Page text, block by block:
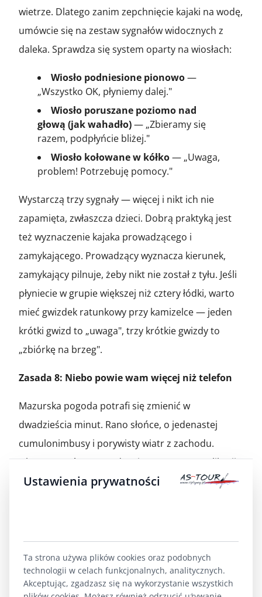
wietrze. Dlatego zanim zepchnięcie kajaki na wodę,
umówcie się na zestaw sygnałów widocznych z
daleka. Sprawdza się system oparty na wiosłach:
Wiosło podniesione pionowo—
„Wszystko OK, płyniemy dalej."
Wiosło poruszane poziomo nad
głową (jak wahadło)— „Zbieramy się
razem, podpłyńcie bliżej."
Wiosło kołowane w kółko— „Uwaga,
problem! Potrzebuję pomocy."
Wystarczą trzy sygnały — więcej i nikt ich nie
zapamięta, zwłaszcza dzieci. Dobrą praktyką jest
też wyznaczenie kajaka prowadzącego i
zamykającego. Prowadzący wyznacza kierunek,
zamykający pilnuje, żeby nikt nie został z tyłu. Jeśli
płyniecie w grupie większej niż cztery łódki, warto
mieć gwizdek ratunkowy przy kamizelce — jeden
krótki gwizd to „uwaga", trzy krótkie gwizdy to
„zbiórkę na brzeg".
Zasada 8: Niebo powie wam więcej niż telefon
Mazurska pogoda potrafi się zmienić w
dwadzieścia minut. Rano słońce, o jedenastej
cumulonimbusy i porywisty wiatr z zachodu.
Dlatego oprócz sprawdzania prognozy w aplikacji
(polecam ICM Meteo lub Windy — obie pokazują
od zachodu — macie 15–30 minut na
dobicie do brzegu.
Nagłe uciszenie wiatru po okresie
Ustawienia prywatności
Ta strona używa plików cookies oraz podobnych
technologii w celach funkcjonalnych, analitycznych.
Akceptując, zgadzasz się na wykorzystanie wszystkich